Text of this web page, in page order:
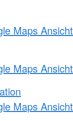
Maps Ansicht
Maps Ansicht
Maps Ansicht